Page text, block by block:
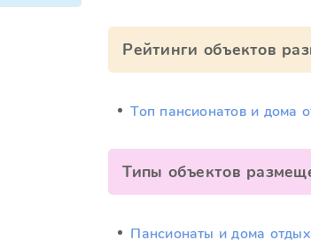
Рейтинги объектов
Топ пансионатов и дома
Типы объектов
Пансионаты и дома